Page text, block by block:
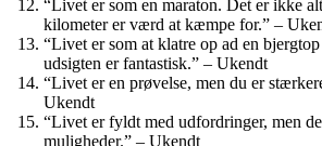
“Livet er som en maraton. Det er ikke
kilometer er værd at kæmpe for.” –
“Livet er som at klatre op ad en
udsigten er fantastisk.” – Ukendt
“Livet er en prøvelse, men du er
Ukendt
“Livet er fyldt med udfordringer, men
muligheder.” – Ukendt